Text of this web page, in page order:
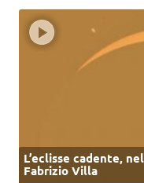
L’eclisse cadente,
Fabrizio Villa